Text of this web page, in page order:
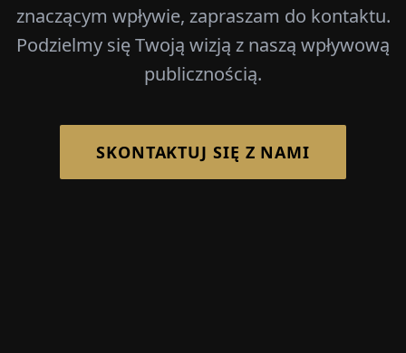
znaczącym wpływie, zapraszam do kontaktu.
Podzielmy się Twoją wizją z naszą wpływową
publicznością.
SKONTAKTUJ SIĘ Z NAMI